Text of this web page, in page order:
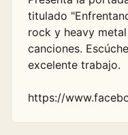
titulado
rock y heavy
canciones.
excelente trabajo.
https://